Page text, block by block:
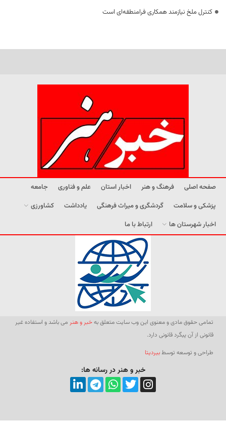
کنترل ملخ نیازمند همکاری فرامنطقه‌ای است
صفحه اصلی فرهنگ و هنر اخبار استان علم و فناوری
جامعه
پزشکی و سلامت
گردشگری و میراث فرهنگی یادداشت
کشاورزی
اخبار شهرستان ها
ارتباط با ما
تمامی حقوق مادی و معنوی این وب سایت متعلق بهخبر و هنر می باشد و استفاده غیر
قانونی از آن پیگرد قانونی دارد.
طراحی و توسعه توسطبیردیتا
خبر و هنر در رسانه ها: